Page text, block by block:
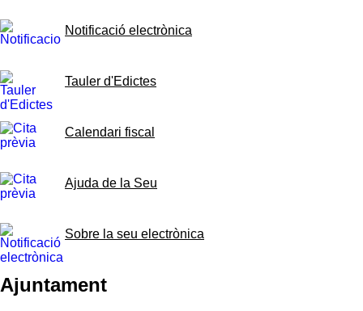
Notificació electrònica
Tauler d'Edictes
Calendari fiscal
Ajuda de la Seu
Sobre la seu electrònica
Ajuntament